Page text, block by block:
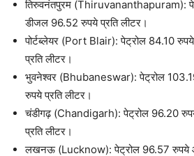
तिरुवनंतपुरम (Thiruvananthapuram):
डीजल 96.52 रुपये प्रति लीटर।
पोर्टब्‍लेयर (Port Blair): पेट्रोल 84.10
प्रति लीटर।
भुवनेश्वर (Bhubaneswar): पेट्रोल
रुपये प्रति लीटर।
चंडीगढ़ (Chandigarh): पेट्रोल 96.20
प्रति लीटर।
लखनऊ (Lucknow): पेट्रोल 96.57 रुपये